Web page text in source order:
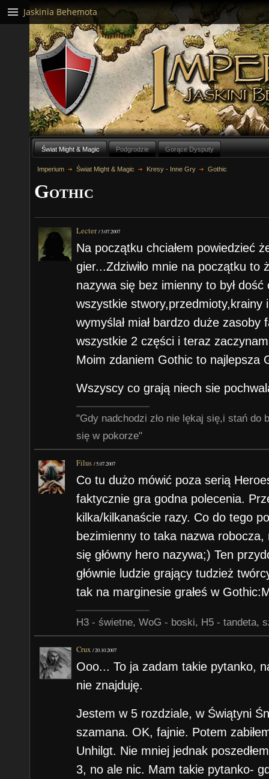
Świat Might & Magic Podgrodzie Gorące Dysputy
Imperium Świat Might & Magic Kresy - Inne Gry Gothic
Gothic
Lecter /3.07.2007
Na początku chciałem powiedzieć
gier...Zdziwiło mnie na początku to
nazywa się bez imienny to był
wszystkie
wymyślał miał bardzo duże zasoby
wszystkie 2 części i teraz
Moim zdaniem Gothic to najlepsza
Wszyscy co grają niech sie
"Gdy nadchodzi zło nie lękaj się,i stań do
się w pokorze"
Filus /5.07.2007
Co tu dużo mówić poza serią
faktycznie gra godna polecenia.
kilka/kilkanaście razy. Co do tego
bezimienny to taka nazwa
się główny hero nazywa;) Ten
głównie ludzie grający tudzież
tak na marginesie grałeś w
H3 - świetne, WoG - boski, H5 - tandeta,
Crux /20.10.2007
Ooo... To ja zadam takie pytanko,
nie znajduję.
Jestem w 5 rozdziale, w Świątyni
szamana. OK, fajnie. Potem
Unhilgt. Nie mniej jednak
3, no ale nic. Mam takie pytanko-
Jaskinia Behemota